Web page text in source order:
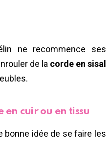
ne recommence ses
de la corde en sisal
cuir ou en tissu
bonne idée de se faire les